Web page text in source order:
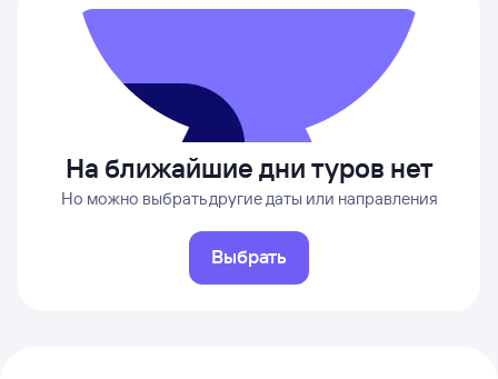
На ближайшие дни туров нет
Но можно выбрать другие даты или направления
Выбрать